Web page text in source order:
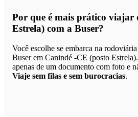
Por que é mais prático viajar
Estrela) com a Buser?
Você escolhe se embarca na
Buser em Canindé -CE (posto
apenas de um documento com foto e
Viaje sem filas e sem burocracias.